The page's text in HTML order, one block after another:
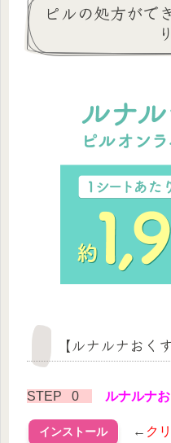
ピルの処方がで
【ルナルナおく
STEP 0 ルナルナ
インストール ← ク